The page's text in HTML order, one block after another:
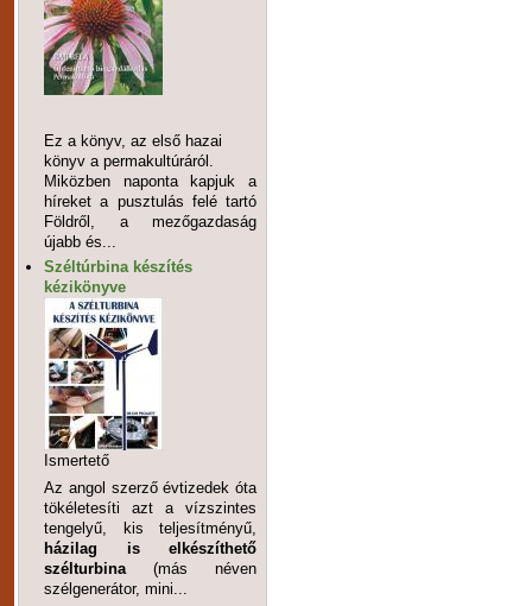
Ez a könyv, az első hazai
könyv a permakultúráról.
Miközben naponta kapjuk a
híreket a pusztulás felé tartó
Földről, a mezőgazdaság
újabb és...
Széltúrbina készítés
kézikönyve
Ismertető
Az angol szerző évtizedek óta
tökéletesíti azt a vízszintes
tengelyű, kis teljesítményű,
házilag is elkészíthető
szélturbina(más néven
szélgenerátor, mini...